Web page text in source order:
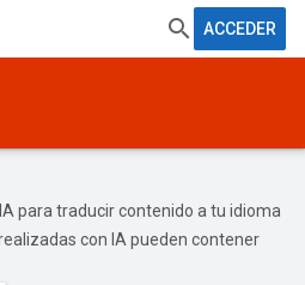
ACCEDER
para traducir contenido a tu idioma
con IA pueden contener